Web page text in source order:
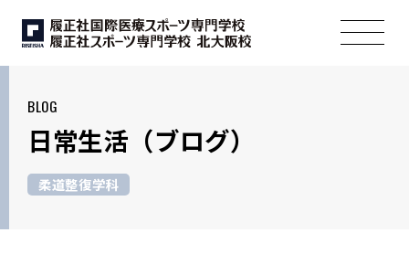
BLOG
日常生活 （ブログ）
柔道整復学科